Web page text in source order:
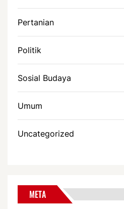
Pertanian
Politik
Sosial Budaya
Umum
Uncategorized
META